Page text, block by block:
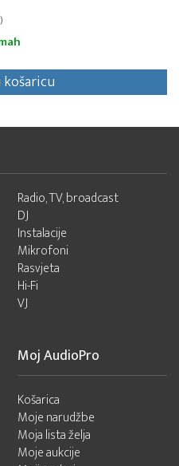
Radio, TV, broadcast
DJ
Instalacije
Mikrofoni
Rasvjeta
Hi-Fi
VJ
Moj AudioPro
Košarica
Moje narudžbe
Moja lista želja
Moje aukcije